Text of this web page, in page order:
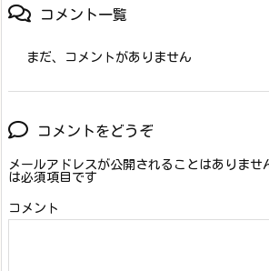
コメント一覧
まだ、コメントがありません
コメントをどうぞ
メールアドレスが公開されることはありませ
は必須項目です
コメント